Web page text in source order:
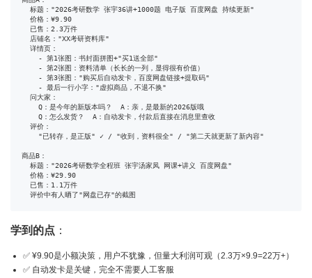
  标题："2026考研数学 张宇36讲+1000题 电子版 百度网盘 持续更新"
  价格：¥9.90
  已售：2.3万件
  店铺名："XX考研资料库"
  详情页：
    - 第1张图：书封面拼图+"买1送全部"
    - 第2张图：资料清单（长长的一列，显得很有价值）
    - 第3张图："购买后自动发卡，百度网盘链接+提取码"
    - 最后一行小字："虚拟商品，不退不换"
  问大家：
    Q：是今年的新版本吗？  A：亲，是最新的2026版哦
    Q：怎么发货？  A：自动发卡，付款后直接在消息里查收
  评价：
    "已转存，是正版" ✓ / "收到，资料很全" / "第二天就更新了新内容"
商品B：
  标题："2026考研数学全程班 张宇汤家凤 网课+讲义 百度网盘"
  价格：¥29.90
  已售：1.1万件
  评价中有人晒了"网盘已存"的截图
学到的点 ：
✅ ¥9.90是小额决策，用户不犹豫，但量大利润可观（2.3万×9.9=22万+）
✅ 自动发卡是关键，完全不需要人工客服